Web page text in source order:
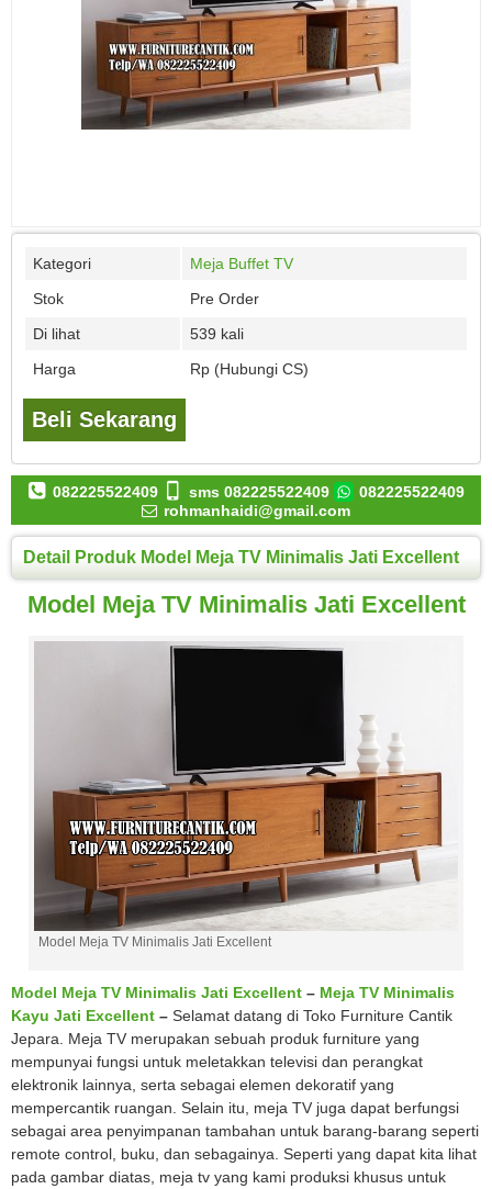
Kategori
Meja Buffet TV
Stok
Pre Order
Di lihat
539 kali
Harga
Rp (Hubungi CS)
Beli Sekarang
082225522409 sms 082225522409
082225522409
rohmanhaidi@gmail.com
Detail Produk Model Meja TV Minimalis Jati Excellent
Model Meja TV Minimalis Jati Excellent
Model Meja TV Minimalis Jati Excellent
Model Meja TV Minimalis Jati Excellent – Meja TV Minimalis
Kayu Jati Excellent – Selamat datang di Toko Furniture Cantik
Jepara. Meja TV merupakan sebuah produk furniture yang
mempunyai fungsi untuk meletakkan televisi dan perangkat
elektronik lainnya, serta sebagai elemen dekoratif yang
mempercantik ruangan. Selain itu, meja TV juga dapat berfungsi
sebagai area penyimpanan tambahan untuk barang-barang seperti
remote control, buku, dan sebagainya. Seperti yang dapat kita lihat
pada gambar diatas, meja tv yang kami produksi khusus untuk